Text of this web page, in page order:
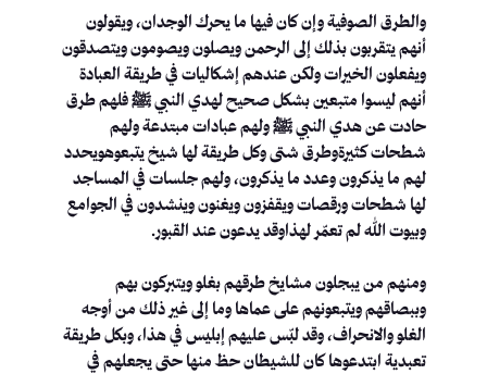
والطرق الصوفية وإن كان فيها ما يحرك الوجدان، ويقولون
أنهم يتقربون بذلك إلى الرحمن ويصلون ويصومون ويتصدقون
ويفعلون الخيرات ولكن عندهم إشكاليات في طريقة العبادة
أنهم ليسوا متبعين بشكل صحيح لهدي النبي ﷺ فلهم طرق
حادت عن هدي النبي ﷺ ولهم عبادات مبتدعة ولهم
شطحات كثيرةوطرق شتى وكل طريقة لها شيخ يتبعوهويحدد
لهم ما يذكرون وعدد ما يذكرون، ولهم جلسات في المساجد
لها شطحات ورقصات ويقفزون ويغنون وينشدون في الجوامع
وبيوت الله لم تعمّر لهذاوقد يدعون عند القبور.
ومنهم من يبجلون مشايخ طرقهم بغلو ويتبركون بهم
وببصاقهم ويتبعونهم على عماها وما إلى غير ذلك من أوجه
الغلو والانحراف، وقد لبّس عليهم إبليس في هذا، وبكل طريقة
تعبدية ابتدعوها كان للشيطان حظ منها حتى يجعلهم في